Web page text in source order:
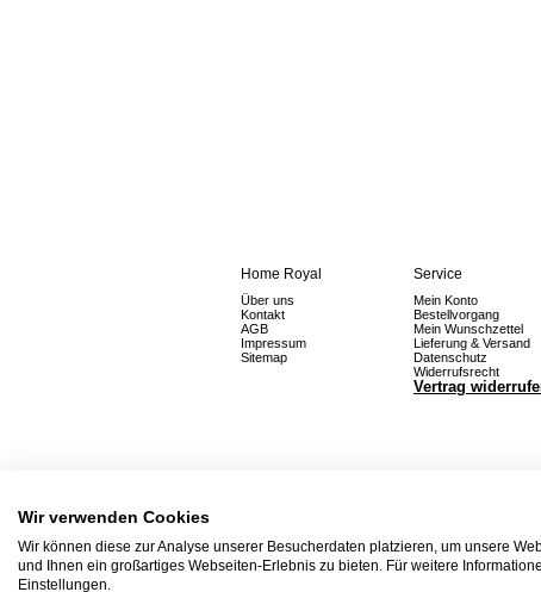
Home Royal
Über uns
Kontakt
AGB
Impressum
Sitemap
Service
Mein Konto
Bestellvorgang
Mein Wunschzettel
Lieferung & Versand
Datenschutz
Widerrufsrecht
Vertrag
Wir verwenden Cookies
Wir können diese zur Analyse unserer Besucherdaten platzieren, um unsere
und Ihnen ein großartiges Webseiten-Erlebnis zu bieten. Für weitere
Einstellungen.